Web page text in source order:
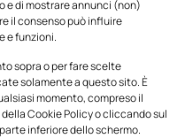
e di mostrare annunci (non)
il consenso può influire
e funzioni.
sopra o per fare scelte
solamente a questo sito. È
momento, compreso il
Cookie Policy o cliccando sul
inferiore dello schermo.
DIGITALE